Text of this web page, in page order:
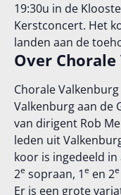
19:30u in de
Kerstconcert. Het
landen aan de
Over
Chorale
Valkenburg aan de
van dirigent Rob
leden uit
koor is ingedeeld
2e sopraan, 1e en 2e
Er is een grote